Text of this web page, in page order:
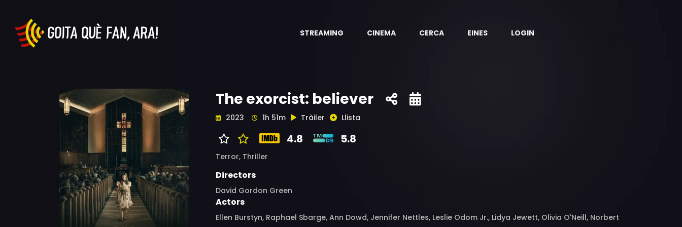
STREAMING CINEMA CERCA EINES LOGIN
The exorcist: believer
2023 1h 51m Tràiler Llista
4.8 5.8
Terror, Thriller
Directors
David Gordon Green
Actors
Ellen Burstyn, Raphael Sbarge, Ann Dowd, Jennifer Nettles, Leslie Odom Jr., Lidya Jewett, Olivia O'Neill, Norbert